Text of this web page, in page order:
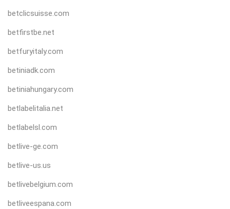
betclicsuisse.com
betfirstbe.net
betfuryitaly.com
betiniadk.com
betiniahungary.com
betlabelitalia.net
betlabelsl.com
betlive-ge.com
betlive-us.us
betlivebelgium.com
betliveespana.com